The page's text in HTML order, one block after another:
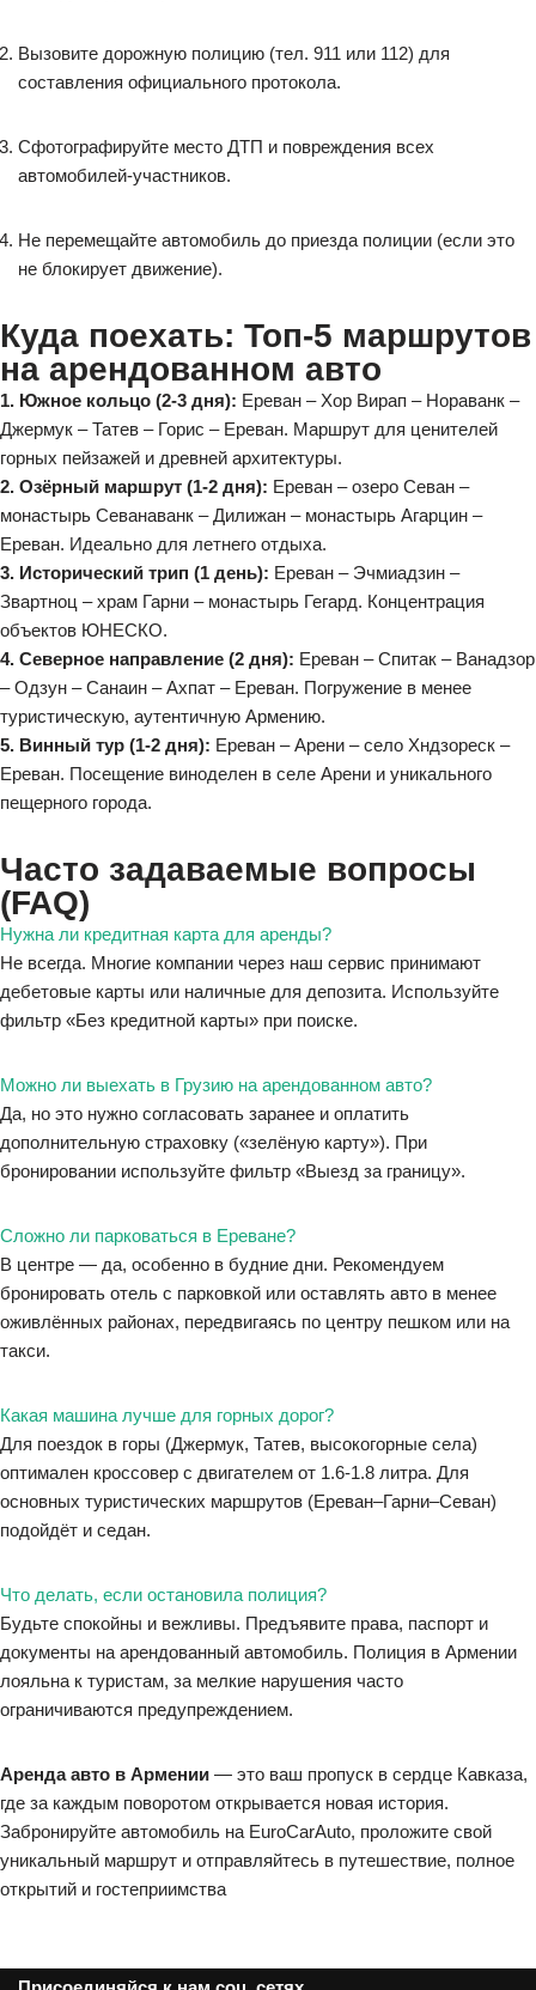
Вызовите дорожную полицию (тел. 911 или 112) для
составления официального протокола.
Сфотографируйте место ДТП и повреждения всех
автомобилей-участников.
Не перемещайте автомобиль до приезда полиции (если это
не блокирует движение).
Куда поехать: Топ-5 маршрутов
на арендованном авто
1. Южное кольцо (2-3 дня): Ереван – Хор Вирап – Нораванк –
Джермук – Татев – Горис – Ереван. Маршрут для ценителей
горных пейзажей и древней архитектуры.
2. Озёрный маршрут (1-2 дня): Ереван – озеро Севан –
монастырь Севанаванк – Дилижан – монастырь Агарцин –
Ереван. Идеально для летнего отдыха.
3. Исторический трип (1 день): Ереван – Эчмиадзин –
Звартноц – храм Гарни – монастырь Гегард. Концентрация
объектов ЮНЕСКО.
4. Северное направление (2 дня): Ереван – Спитак – Ванадзор
– Одзун – Санаин – Ахпат – Ереван. Погружение в менее
туристическую, аутентичную Армению.
5. Винный тур (1-2 дня): Ереван – Арени – село Хндзореск –
Ереван. Посещение виноделен в селе Арени и уникального
пещерного города.
Часто задаваемые вопросы
(FAQ)
Нужна ли кредитная карта для аренды?
Не всегда. Многие компании через наш сервис принимают
дебетовые карты или наличные для депозита. Используйте
фильтр «Без кредитной карты» при поиске.
Можно ли выехать в Грузию на арендованном авто?
Да, но это нужно согласовать заранее и оплатить
дополнительную страховку («зелёную карту»). При
бронировании используйте фильтр «Выезд за границу».
Сложно ли парковаться в Ереване?
В центре — да, особенно в будние дни. Рекомендуем
бронировать отель с парковкой или оставлять авто в менее
оживлённых районах, передвигаясь по центру пешком или на
такси.
Какая машина лучше для горных дорог?
Для поездок в горы (Джермук, Татев, высокогорные села)
оптимален кроссовер с двигателем от 1.6-1.8 литра. Для
основных туристических маршрутов (Ереван–Гарни–Севан)
подойдёт и седан.
Что делать, если остановила полиция?
Будьте спокойны и вежливы. Предъявите права, паспорт и
документы на арендованный автомобиль. Полиция в Армении
лояльна к туристам, за мелкие нарушения часто
ограничиваются предупреждением.
Аренда авто в Армении — это ваш пропуск в сердце Кавказа,
где за каждым поворотом открывается новая история.
Забронируйте автомобиль на EuroCarAuto, проложите свой
уникальный маршрут и отправляйтесь в путешествие, полное
открытий и гостеприимства